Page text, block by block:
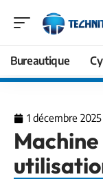
Bureautique
1 décembre 2025